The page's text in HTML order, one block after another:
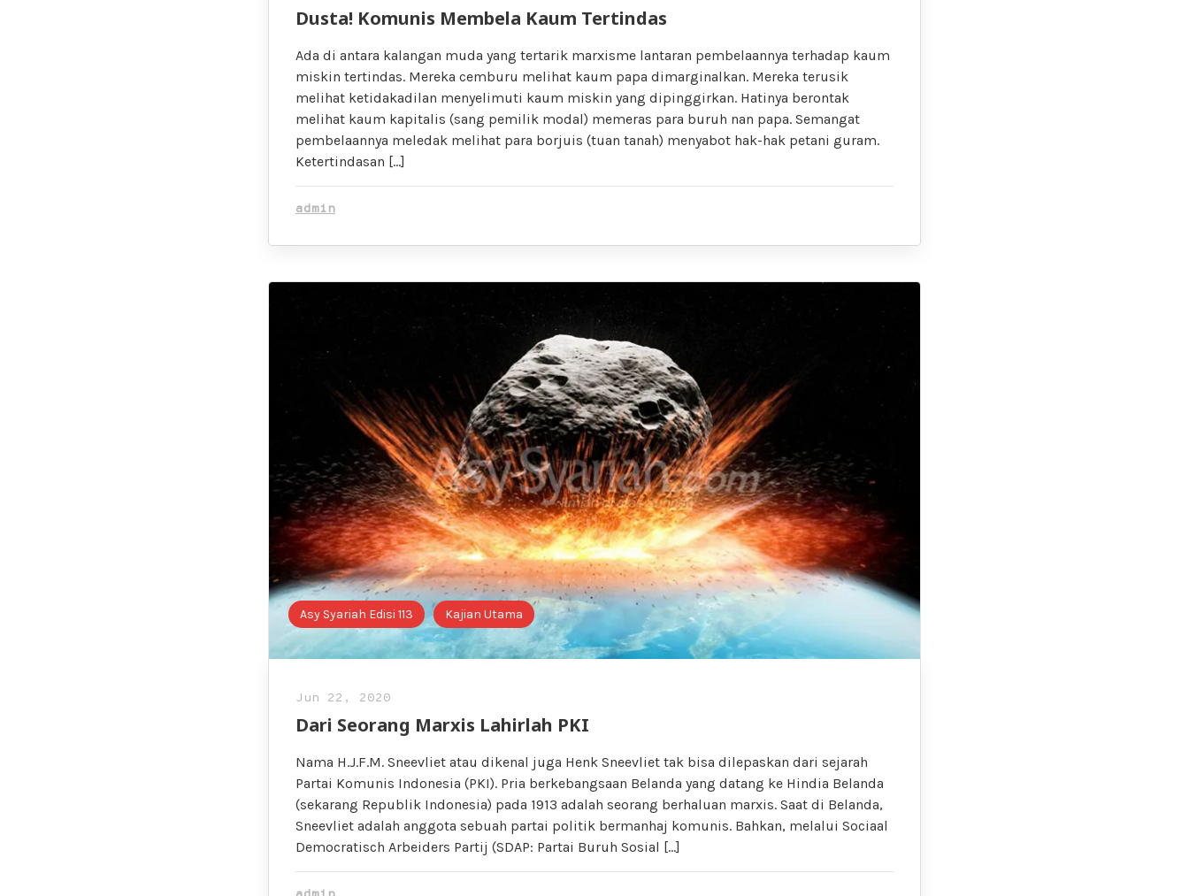
Dusta! Komunis Membela Kaum Tertindas
Ada di antara kalangan muda yang tertarik marxisme lantaran pembelaannya terhadap kaum
miskin tertindas. Mereka cemburu melihat kaum papa dimarginalkan. Mereka terusik
melihat ketidakadilan menyelimuti kaum miskin yang dipinggirkan. Hatinya berontak
melihat kaum kapitalis (sang pemilik modal) memeras para buruh nan papa. Semangat
pembelaannya meledak melihat para borjuis (tuan tanah) menyabot hak-hak petani guram.
Ketertindasan […]
admin
Asy Syariah Edisi 113 Kajian Utama
Jun 22, 2020
Dari Seorang Marxis Lahirlah PKI
Nama H.J.F.M. Sneevliet atau dikenal juga Henk Sneevliet tak bisa dilepaskan dari sejarah
Partai Komunis Indonesia (PKI). Pria berkebangsaan Belanda yang datang ke Hindia Belanda
(sekarang Republik Indonesia) pada 1913 adalah seorang berhaluan marxis. Saat di Belanda,
Sneevliet adalah anggota sebuah partai politik bermanhaj komunis. Bahkan, melalui Sociaal
Democratisch Arbeiders Partij (SDAP: Partai Buruh Sosial […]